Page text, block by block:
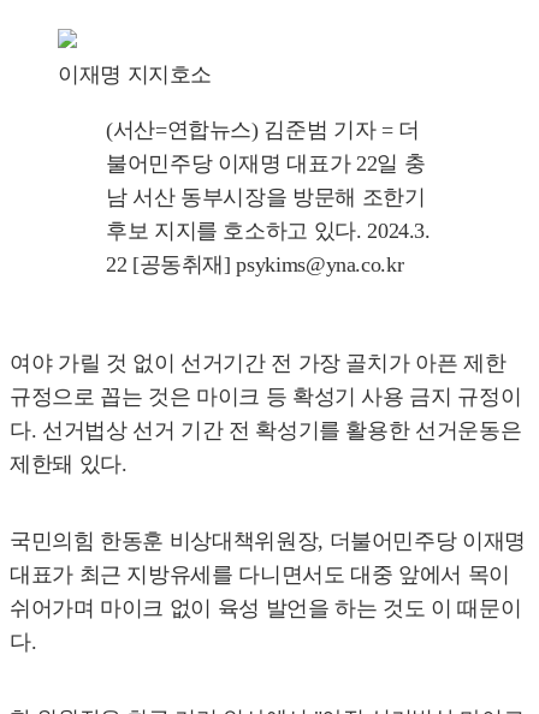
이재명 지지호소
(서산=연합뉴스) 김준범 기자 = 더
불어민주당 이재명 대표가 22일 충
남 서산 동부시장을 방문해 조한기
후보 지지를 호소하고 있다. 2024.3.
22 [공동취재] psykims@yna.co.kr
여야 가릴 것 없이 선거기간 전 가장 골치가 아픈 제한
규정으로 꼽는 것은 마이크 등 확성기 사용 금지 규정이
다. 선거법상 선거 기간 전 확성기를 활용한 선거운동은
제한돼 있다.
국민의힘 한동훈 비상대책위원장, 더불어민주당 이재명
대표가 최근 지방유세를 다니면서도 대중 앞에서 목이
쉬어가며 마이크 없이 육성 발언을 하는 것도 이 때문이
다.